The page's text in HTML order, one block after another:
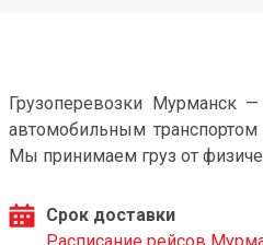
Грузоперевозки Мурманск
автомобильным
Мы принимаем груз от
Срок доставки